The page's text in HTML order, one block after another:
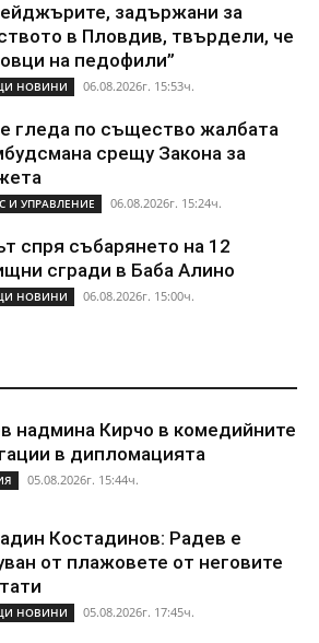
задържани за
в Пловдив, твърдели, че
на педофили”
НОВИНИ 06.08.2026г. 15:53ч.
гледа по същество жалбата
срещу Закона за
И УПРАВЛЕНИЕ 06.08.2026г. 15:24ч.
спря събарянето на 12
сгради в Баба Алино
НОВИНИ 06.08.2026г. 15:00ч.
надмина Кирчо в комедийните
в дипломацията
05.08.2026г. 15:44ч.
Костадинов: Радев е
от плажoвете от неговите
НОВИНИ 05.08.2026г. 17:45ч.